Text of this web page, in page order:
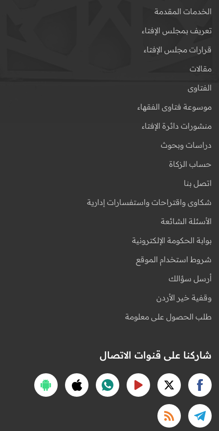
الخدمات المقدمة
تعريف بمجلس الإفتاء
قرارات مجلس الإفتاء
مقالات
الفتاوى
موسوعة فتاوى الفقهاء
منشورات دائرة الإفتاء
دراسات وبحوث
حساب الزكاة
اتصل بنا
شكاوى واقتراحات واستفسارات إدارية
الأسئلة الشائعة
بوابة الحكومة الإلكترونية
شروط استخدام الموقع
أرسل سؤالك
وقفية خير الأردن
طلب الحصول على معلومة
شاركنا على قنوات الاتصال